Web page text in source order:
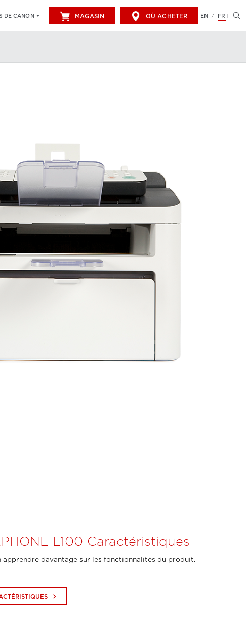
DE CANON MAGASIN OÙ ACHETER EN / FR
L100 Caractéristiques
apprendre davantage sur les fonctionnalités du produit.
keyboard_arrow_right